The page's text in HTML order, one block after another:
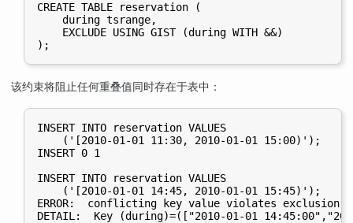
CREATE TABLE reservation (
    during tsrange,
    EXCLUDE USING GIST (during WITH &&)
该约束将阻止任何重叠值同时存在于表中：
INSERT INTO reservation VALUES
    ('[2010-01-01 11:30, 2010-01-01 15:00)');
INSERT 0 1
INSERT INTO reservation VALUES
    ('[2010-01-01 14:45, 2010-01-01 15:45)');
ERROR:  conflicting key value violates exclusion
DETAIL:  Key (during)=(["2010-01-01